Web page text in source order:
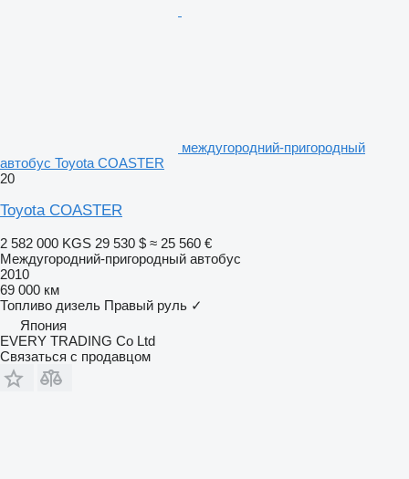
междугородний-пригородный
автобус Toyota COASTER
20
Toyota COASTER
2 582 000 KGS 29 530 $ ≈ 25 560 €
Междугородний-пригородный автобус
2010
69 000 км
Топливо дизель Правый руль ✓
Япония
EVERY TRADING Co Ltd
Связаться с продавцом